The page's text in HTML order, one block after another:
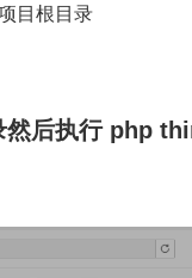
目根目录
然后执行 php